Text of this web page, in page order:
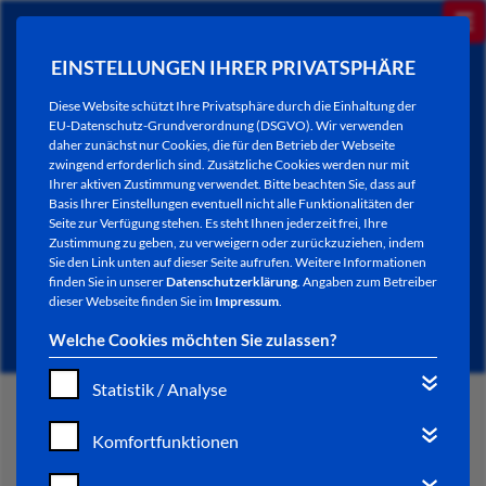
EINSTELLUNGEN IHRER PRIVATSPHÄRE
Diese Website schützt Ihre Privatsphäre durch die Einhaltung der
EU-Datenschutz-Grundverordnung (DSGVO). Wir verwenden
daher zunächst nur Cookies, die für den Betrieb der Webseite
zwingend erforderlich sind. Zusätzliche Cookies werden nur mit
Ihrer aktiven Zustimmung verwendet. Bitte beachten Sie, dass auf
Basis Ihrer Einstellungen eventuell nicht alle Funktionalitäten der
Seite zur Verfügung stehen. Es steht Ihnen jederzeit frei, Ihre
Zustimmung zu geben, zu verweigern oder zurückzuziehen, indem
Sie den Link unten auf dieser Seite aufrufen. Weitere Informationen
finden Sie in unsererDatenschutzerklärung. Angaben zum Betreiber
dieser Webseite finden Sie im Impressum.
Welche Cookies möchten Sie zulassen?
Statistik / Analyse
Komfortfunktionen
AKTUELLES
START